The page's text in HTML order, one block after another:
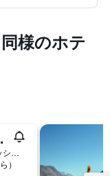
様のホテ
テル
Glencoe, バラチェリッシュ, イギリス
）